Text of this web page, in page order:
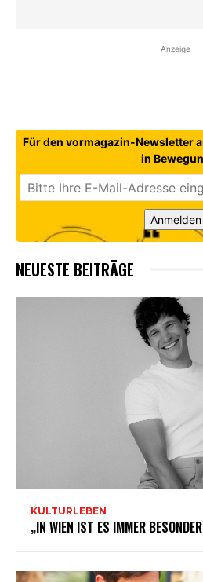
Anzeige
Für den vormagazin-Newsletter
in
Anmelden
NEUESTE BEITRÄGE
KULTURLEBEN
„IN WIEN IST ES IMMER